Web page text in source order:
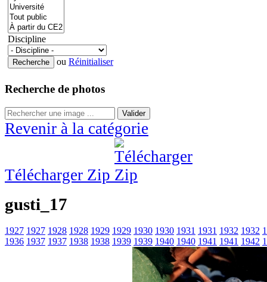
Discipline
ou Réinitialiser
Recherche de photos
Valider
Revenir à la catégorie
Télécharger Zip
gusti_17
1927 1927 1928 1928 1929 1929 1930 1930 1931 1931 1932 1932
1936 1937 1937 1938 1938 1939 1939 1940 1940 1941 1941 1942